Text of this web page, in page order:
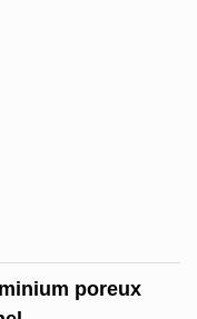
poreux